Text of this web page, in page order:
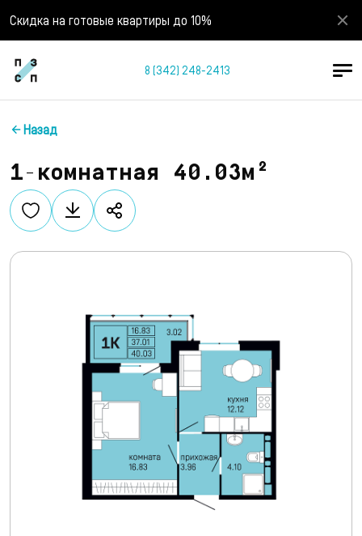
Скидка на готовые квартиры до 10%
8 (342) 248-2413
Назад
1-комнатная 40.03м²